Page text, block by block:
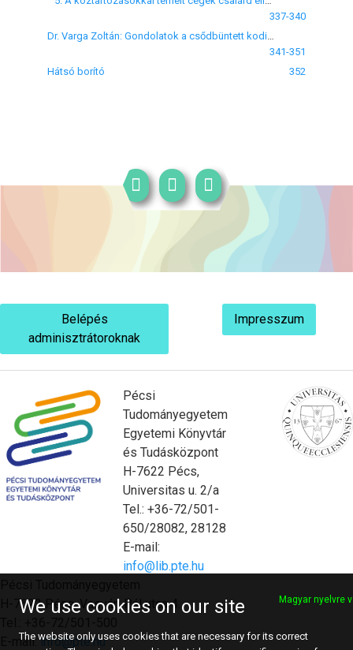
337-340
341-351
Hátsó borító
352
Belépés
adminisztrátoroknak
Impresszum
Pécsi
Tudományegyetem
Egyetemi Könyvtár
és Tudásközpont
H-7622 Pécs,
Universitas u. 2/a
Tel.: +36-72/501-
650/28082, 28128
E-mail:
info@lib.pte.hu
H-7622 Pécs, Vasvári Pál utca 4.
E-mail:info@pte.hu
We use cookies on our site Magyar nyelvre
The website only uses cookies that are necessary for its correct